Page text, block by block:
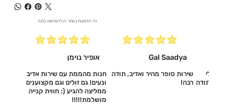
כל התמונות באתר הן להמחשה בלבד.
אופיר נוימן
חנות מהממת עם שירות אדיב
ונעים! גם זולים וגם מקצוענים
ממליצה להגיע (: חווית קנייה
מושלמת!!!!!‎
Gal Saadya
שירות סופר מהיר ואדיב, תודה
רבה!
לי
תודה